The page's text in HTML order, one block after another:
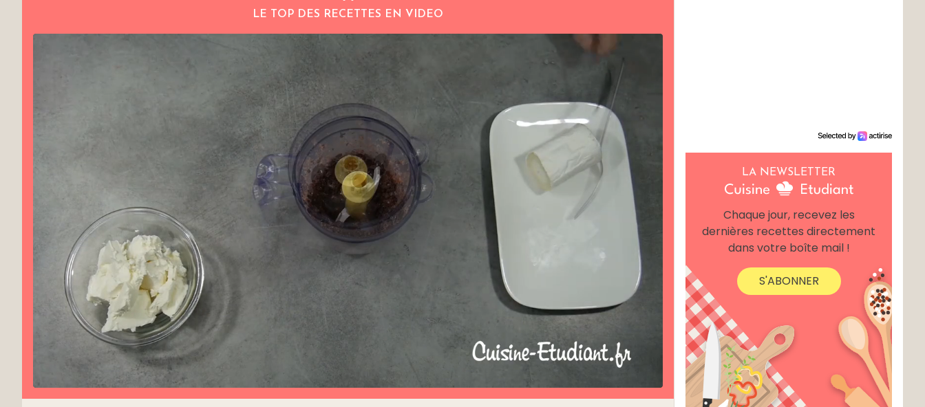
LE TOP DES RECETTES EN VIDEO
LA NEWSLETTER
Chaque jour, recevez les
dernières recettes directement
dans votre boîte mail !
S'ABONNER